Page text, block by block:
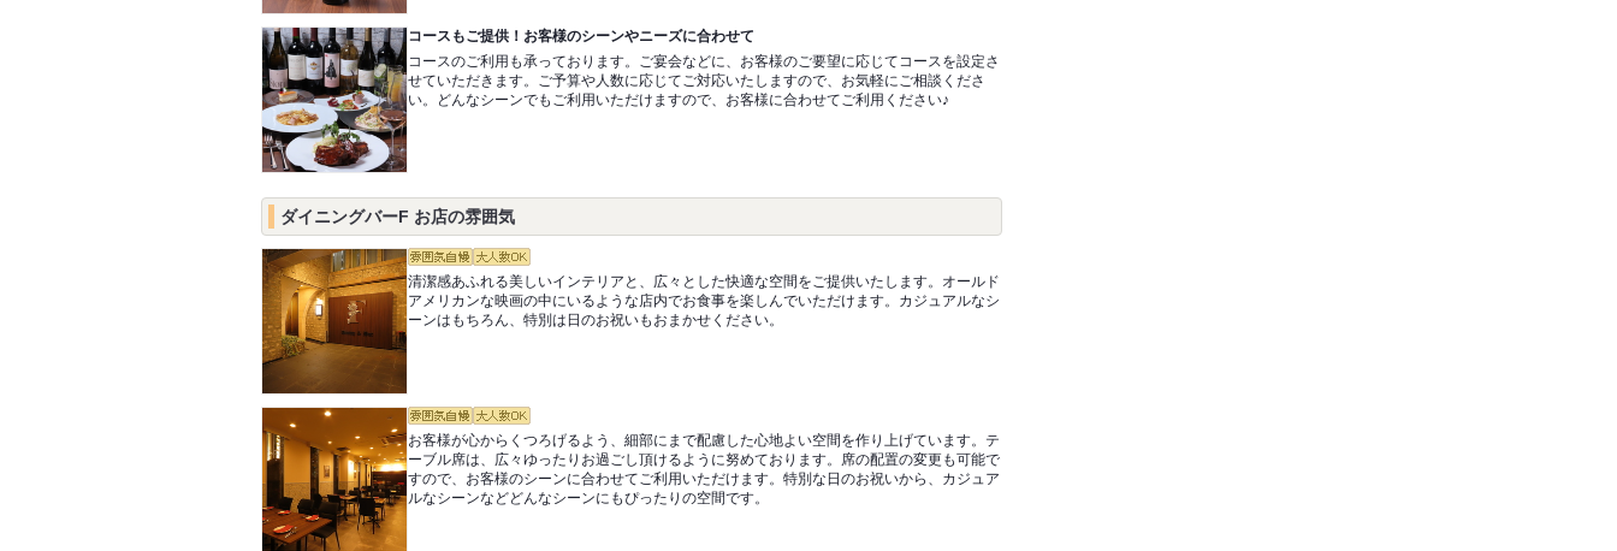
コースもご提供！お客様のシーンやニーズに合わせて
コースのご利用も承っております。ご宴会などに、お客様のご要望に応じてコースを設定さ
せていただきます。ご予算や人数に応じてご対応いたしますので、お気軽にご相談くださ
い。どんなシーンでもご利用いただけますので、お客様に合わせてご利用ください♪
ダイニングバーF お店の雰囲気
清潔感あふれる美しいインテリアと、広々とした快適な空間をご提供いたします。オールド
アメリカンな映画の中にいるような店内でお食事を楽しんでいただけます。カジュアルなシ
ーンはもちろん、特別は日のお祝いもおまかせください。
お客様が心からくつろげるよう、細部にまで配慮した心地よい空間を作り上げています。テ
ーブル席は、広々ゆったりお過ごし頂けるように努めております。席の配置の変更も可能で
すので、お客様のシーンに合わせてご利用いただけます。特別な日のお祝いから、カジュア
ルなシーンなどどんなシーンにもぴったりの空間です。